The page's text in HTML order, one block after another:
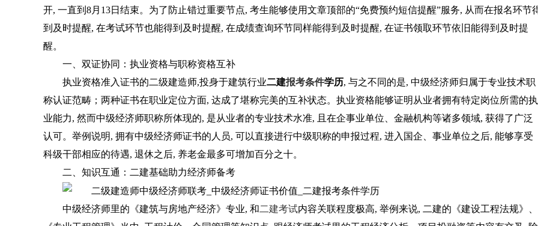
开, 一直到8月13日结束。为了防止错过重要节点, 考生能够使用文章顶部的“免费预约短信提醒”服务, 从而在报名环节
到及时提醒, 在考试环节也能得到及时提醒, 在成绩查询环节同样能得到及时提醒, 在证书领取环节依旧能得到及时提
醒。
一、双证协同：执业资格与职称资格互补
执业资格准入证书的二级建造师,投身于建筑行业二建报考条件学历, 与之不同的是, 中级经济师归属于专业技术职
称认证范畴；两种证书在职业定位方面, 达成了堪称完美的互补状态。执业资格能够证明从业者拥有特定岗位所需的执
业能力, 然而中级经济师职称所体现的, 是从业者的专业技术水准, 且在企事业单位、金融机构等诸多领域, 获得了广泛
认可。举例说明, 拥有中级经济师证书的人员, 可以直接进行中级职称的申报过程, 进入国企、事业单位之后, 能够享受
科级干部相应的待遇, 退休之后, 养老金最多可增加百分之十。
二、知识互通：二建基础助力经济师备考
中级经济师里的《建筑与房地产经济》专业, 和二建考试内容关联程度极高, 举例来说, 二建的《建设工程法规》、